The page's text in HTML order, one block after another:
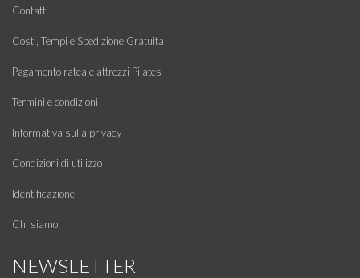
Contatti
Costi, Tempi e Spedizione Gratuita
Pagamento rateale attrezzi Pilates
Termini e condizioni
Informativa sulla privacy
Condizioni di utilizzo
Identificazione
Chi siamo
NEWSLETTER